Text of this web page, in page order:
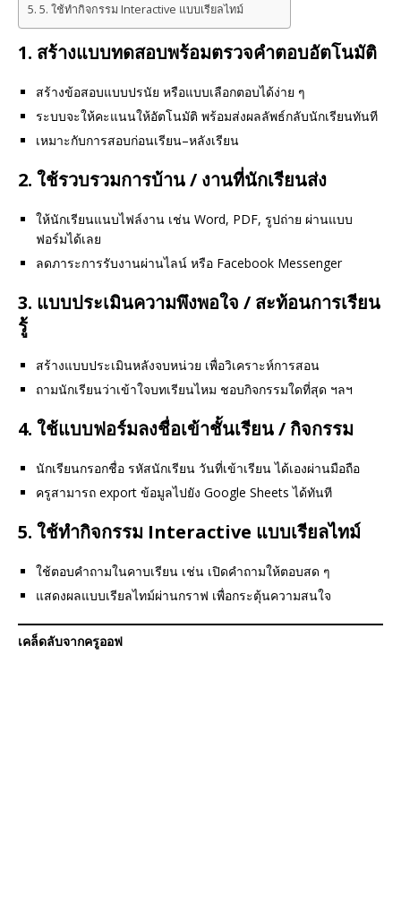
5. ใช้ทำกิจกรรม Interactive แบบเรียลไทม์
1. สร้างแบบทดสอบพร้อมตรวจคำตอบอัตโนมัติ
สร้างข้อสอบแบบปรนัย หรือแบบเลือกตอบได้ง่าย ๆ
ระบบจะให้คะแนนให้อัตโนมัติ พร้อมส่งผลลัพธ์กลับนักเรียนทันที
เหมาะกับการสอบก่อนเรียน–หลังเรียน
2. ใช้รวบรวมการบ้าน / งานที่นักเรียนส่ง
ให้นักเรียนแนบไฟล์งาน เช่น Word, PDF, รูปถ่าย ผ่านแบบ
ฟอร์มได้เลย
ลดภาระการรับงานผ่านไลน์ หรือ Facebook Messenger
3. แบบประเมินความพึงพอใจ / สะท้อนการเรียน
รู้
สร้างแบบประเมินหลังจบหน่วย เพื่อวิเคราะห์การสอน
ถามนักเรียนว่าเข้าใจบทเรียนไหม ชอบกิจกรรมใดที่สุด ฯลฯ
4. ใช้แบบฟอร์มลงชื่อเข้าชั้นเรียน / กิจกรรม
นักเรียนกรอกชื่อ รหัสนักเรียน วันที่เข้าเรียน ได้เองผ่านมือถือ
ครูสามารถ export ข้อมูลไปยัง Google Sheets ได้ทันที
5. ใช้ทำกิจกรรม Interactive แบบเรียลไทม์
ใช้ตอบคำถามในคาบเรียน เช่น เปิดคำถามให้ตอบสด ๆ
แสดงผลแบบเรียลไทม์ผ่านกราฟ เพื่อกระตุ้นความสนใจ
เคล็ดลับจากครูออฟ